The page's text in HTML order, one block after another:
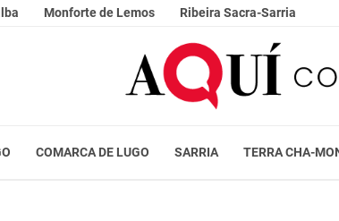
Monforte de Lemos Ribeira Sacra-Sarria
COMARCA DE LUGO SARRIA TERRA CHA-